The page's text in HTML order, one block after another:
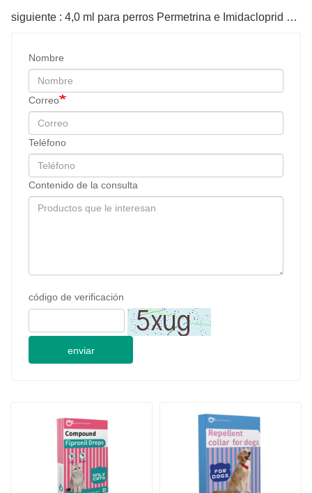
siguiente : 4,0 ml para perros Permetrina e Imidacloprid Gotas
Nombre
Correo
Teléfono
Contenido de la consulta
código de verificación
enviar